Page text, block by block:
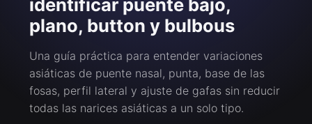
identificar puente bajo,
plano, button y bulbous
Una guía práctica para entender variaciones
asiáticas de puente nasal, punta, base de las
fosas, perfil lateral y ajuste de gafas sin reducir
todas las narices asiáticas a un solo tipo.